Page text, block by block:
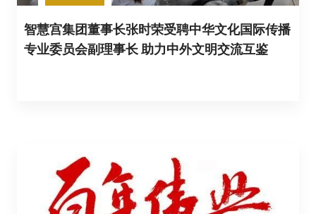
智慧宫集团董事长张时荣受聘中华文化国际传播
专业委员会副理事长 助力中外文明交流互鉴